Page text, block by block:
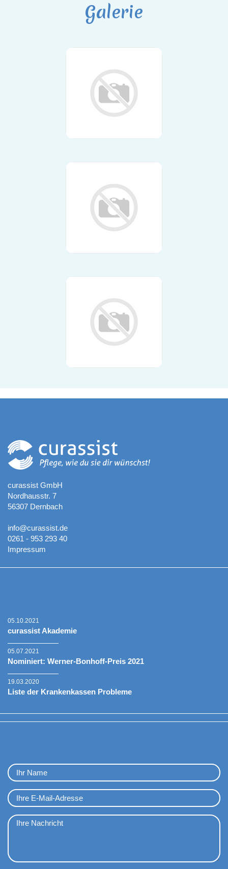
Galerie
curassist GmbH
Nordhausstr. 7
56307 Dernbach
info@curassist.de
0261 - 953 293 40
Impressum
05.10.2021
curassist Akademie
05.07.2021
Nominiert: Werner-Bonhoff-Preis 2021
19.03.2020
Liste der Krankenkassen Probleme